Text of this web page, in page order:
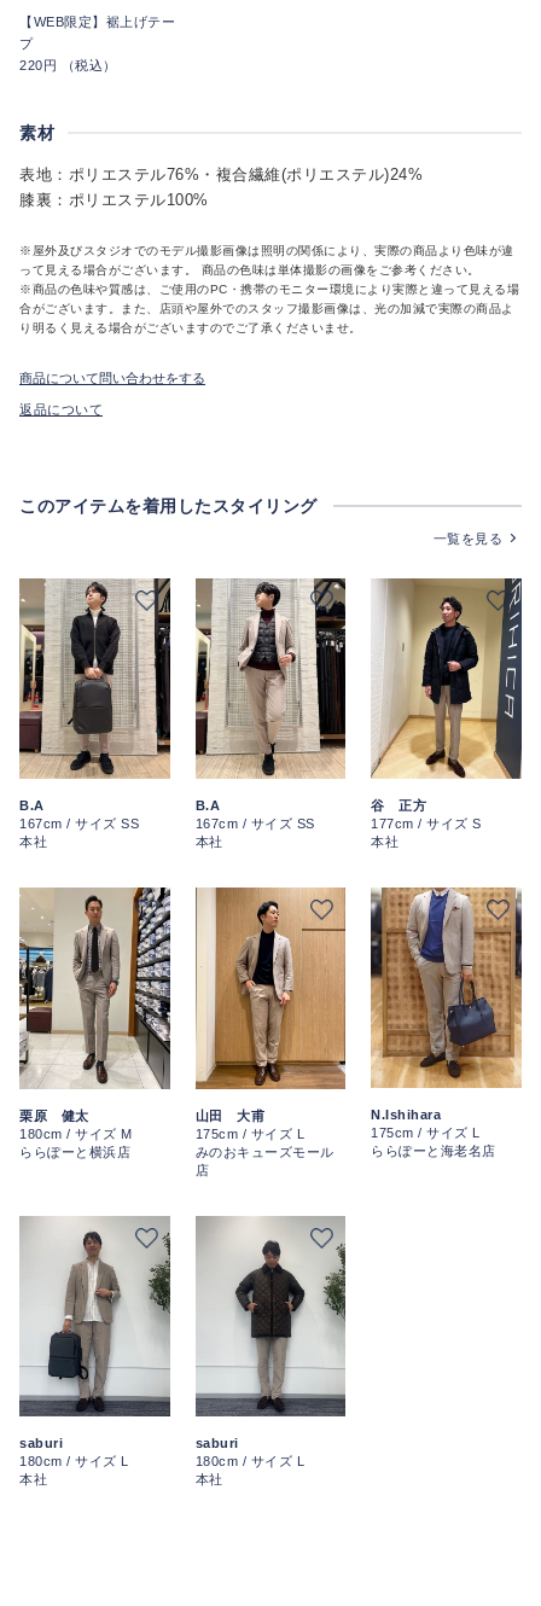
【WEB限定】裾上げテー
プ
220円 （税込）
素材
表地：ポリエステル76%・複合繊維(ポリエステル)24%
膝裏：ポリエステル100%
※屋外及びスタジオでのモデル撮影画像は照明の関係により、実際の商品より色味が違
って見える場合がございます。 商品の色味は単体撮影の画像をご参考ください。
※商品の色味や質感は、ご使用のPC・携帯のモニター環境により実際と違って見える場
合がございます。また、店頭や屋外でのスタッフ撮影画像は、光の加減で実際の商品よ
り明るく見える場合がございますのでご了承くださいませ。
商品について問い合わせをする
返品について
このアイテムを着用したスタイリング
一覧を見る
B.A
167cm / サイズ SS
本社
B.A
167cm / サイズ SS
本社
谷 正方
177cm / サイズ S
本社
栗原 健太
180cm / サイズ M
ららぽーと横浜店
山田 大甫
175cm / サイズ L
みのおキューズモール
店
N.Ishihara
175cm / サイズ L
ららぽーと海老名店
saburi
180cm / サイズ L
本社
saburi
180cm / サイズ L
本社